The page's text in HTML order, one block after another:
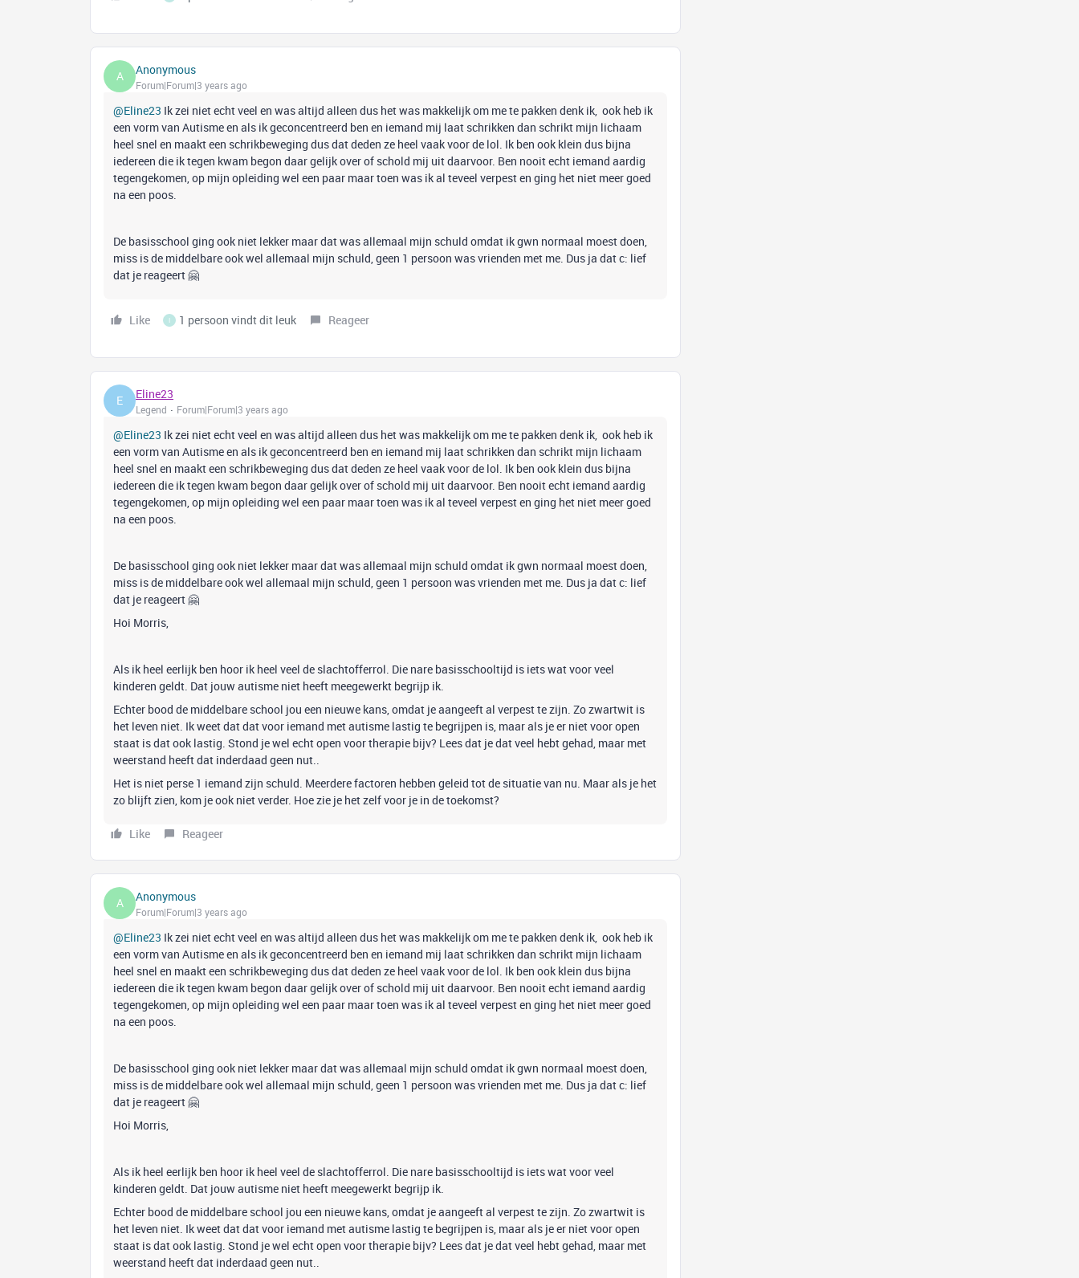
A Anonymous
Forum|Forum|3 years ago
@Eline23 Ik zei niet echt veel en was altijd alleen dus het was makkelijk om me te pakken denk ik, ook heb ik
een vorm van Autisme en als ik geconcentreerd ben en iemand mij laat schrikken dan schrikt mijn lichaam
heel snel en maakt een schrikbeweging dus dat deden ze heel vaak voor de lol. Ik ben ook klein dus bijna
iedereen die ik tegen kwam begon daar gelijk over of schold mij uit daarvoor. Ben nooit echt iemand aardig
tegengekomen, op mijn opleiding wel een paar maar toen was ik al teveel verpest en ging het niet meer goed
na een poos.
De basisschool ging ook niet lekker maar dat was allemaal mijn schuld omdat ik gwn normaal moest doen,
miss is de middelbare ook wel allemaal mijn schuld, geen 1 persoon was vrienden met me. Dus ja dat c: lief
dat je reageert 🤗
Like I 1 persoon vindt dit leuk Reageer
E Eline23
Legend Forum|Forum|3 years ago
@Eline23 Ik zei niet echt veel en was altijd alleen dus het was makkelijk om me te pakken denk ik, ook heb ik
een vorm van Autisme en als ik geconcentreerd ben en iemand mij laat schrikken dan schrikt mijn lichaam
heel snel en maakt een schrikbeweging dus dat deden ze heel vaak voor de lol. Ik ben ook klein dus bijna
iedereen die ik tegen kwam begon daar gelijk over of schold mij uit daarvoor. Ben nooit echt iemand aardig
tegengekomen, op mijn opleiding wel een paar maar toen was ik al teveel verpest en ging het niet meer goed
na een poos.
De basisschool ging ook niet lekker maar dat was allemaal mijn schuld omdat ik gwn normaal moest doen,
miss is de middelbare ook wel allemaal mijn schuld, geen 1 persoon was vrienden met me. Dus ja dat c: lief
dat je reageert 🤗
Hoi Morris,
Als ik heel eerlijk ben hoor ik heel veel de slachtofferrol. Die nare basisschooltijd is iets wat voor veel
kinderen geldt. Dat jouw autisme niet heeft meegewerkt begrijp ik.
Echter bood de middelbare school jou een nieuwe kans, omdat je aangeeft al verpest te zijn. Zo zwartwit is
het leven niet. Ik weet dat dat voor iemand met autisme lastig te begrijpen is, maar als je er niet voor open
staat is dat ook lastig. Stond je wel echt open voor therapie bijv? Lees dat je dat veel hebt gehad, maar met
weerstand heeft dat inderdaad geen nut..
Het is niet perse 1 iemand zijn schuld. Meerdere factoren hebben geleid tot de situatie van nu. Maar als je het
zo blijft zien, kom je ook niet verder. Hoe zie je het zelf voor je in de toekomst?
Like Reageer
A Anonymous
Forum|Forum|3 years ago
@Eline23 Ik zei niet echt veel en was altijd alleen dus het was makkelijk om me te pakken denk ik, ook heb ik
een vorm van Autisme en als ik geconcentreerd ben en iemand mij laat schrikken dan schrikt mijn lichaam
heel snel en maakt een schrikbeweging dus dat deden ze heel vaak voor de lol. Ik ben ook klein dus bijna
iedereen die ik tegen kwam begon daar gelijk over of schold mij uit daarvoor. Ben nooit echt iemand aardig
tegengekomen, op mijn opleiding wel een paar maar toen was ik al teveel verpest en ging het niet meer goed
na een poos.
De basisschool ging ook niet lekker maar dat was allemaal mijn schuld omdat ik gwn normaal moest doen,
miss is de middelbare ook wel allemaal mijn schuld, geen 1 persoon was vrienden met me. Dus ja dat c: lief
dat je reageert 🤗
Hoi Morris,
Als ik heel eerlijk ben hoor ik heel veel de slachtofferrol. Die nare basisschooltijd is iets wat voor veel
kinderen geldt. Dat jouw autisme niet heeft meegewerkt begrijp ik.
Echter bood de middelbare school jou een nieuwe kans, omdat je aangeeft al verpest te zijn. Zo zwartwit is
het leven niet. Ik weet dat dat voor iemand met autisme lastig te begrijpen is, maar als je er niet voor open
staat is dat ook lastig. Stond je wel echt open voor therapie bijv? Lees dat je dat veel hebt gehad, maar met
weerstand heeft dat inderdaad geen nut..